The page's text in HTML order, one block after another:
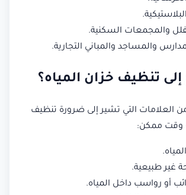
والمجمعات السكنية.
والمساجد والمباني التجارية.
إلى تنظيف خزان المياه؟
العلامات التي تشير إلى ضرورة تنظيف
وقت ممكن:
غير طبيعية.
أو رواسب داخل المياه.